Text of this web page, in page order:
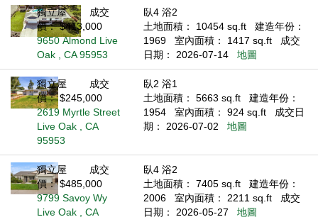
獨立屋
成交
價： $413,000
9650 Almond Live
Oak , CA 95953
臥4 浴2
土地面積： 10454 sq.ft
建造年份：
1969
室內面積： 1417 sq.ft
成交
日期： 2026-07-14
地圖
獨立屋
成交
價： $245,000
2619 Myrtle Street
Live Oak , CA
95953
臥2 浴1
土地面積： 5663 sq.ft
建造年份：
1954
室內面積： 924 sq.ft
成交日
期： 2026-07-02
地圖
獨立屋
成交
價： $485,000
9799 Savoy Wy
Live Oak , CA
臥4 浴2
土地面積： 7405 sq.ft
建造年份：
2006
室內面積： 2211 sq.ft
成交
日期： 2026-05-27
地圖